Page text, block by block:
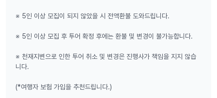
※ 5인 이상 모집이 되지 않았을 시 전액환불 도와드립니다.
※ 5인 이상 모집 후 투어 확정 후에는 환불 및 변경이 불가능합니다.
※ 천재지변으로 인한 투어 취소 및 변경은 진행사가 책임을 지지 않습
니다.
(*여행자 보험 가입을 추천드립니다.)